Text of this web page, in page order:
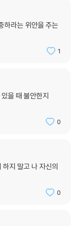
하라는 위안을 주는
1
을 때 불안한지
0
지 말고 나 자신의
0